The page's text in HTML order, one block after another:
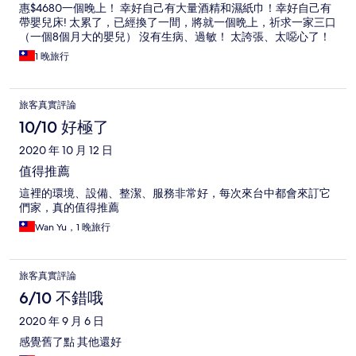
惠$4680一個晚上！ 幸好自己有大量酒精和濕紙巾！幸好自己有
帶嬰兒床! 太累了，已經換了一間，將就一個晩上，祈求一家三口
（一個8個月大的嬰兒） 沒有生病、過敏！ 太誇張、太噁心了！
沒有附照片！
1 晚旅行
旅客真實評論
10/10 好極了
2020 年 10 月 12 日
值得推薦
這裡的環境、設備、整潔、服務非常好，每次來台中都會來訂它
們家，真的值得推薦
Wan Yu，1 晚旅行
旅客真實評論
6/10 不錯哦
2020 年 9 月 6 日
感覺舊了點 其他還好